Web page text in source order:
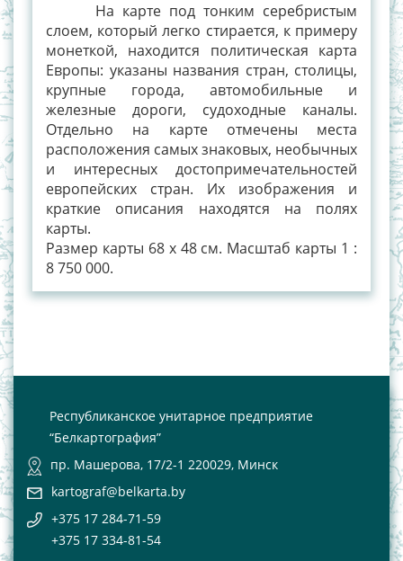
На карте под тонким серебристым
слоем, который легко стирается, к примеру
монеткой, находится политическая карта
Европы: указаны названия стран, столицы,
крупные города, автомобильные и
железные дороги, судоходные каналы.
Отдельно на карте отмечены места
расположения самых знаковых, необычных
и интересных достопримечательностей
европейских стран. Их изображения и
краткие описания находятся на полях
карты.
Размер карты 68 х 48 см. Масштаб карты 1 :
8 750 000.
Республиканское унитарное предприятие
“Белкартография”
пр. Машерова, 17/2-1 220029, Минск
kartograf@belkarta.by
+375 17 284-71-59
+375 17 334-81-54